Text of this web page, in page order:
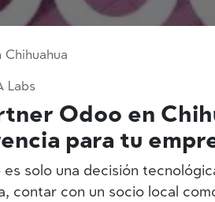
Labs
Odoo en
para tu
es solo una decisión
contar con un socio local